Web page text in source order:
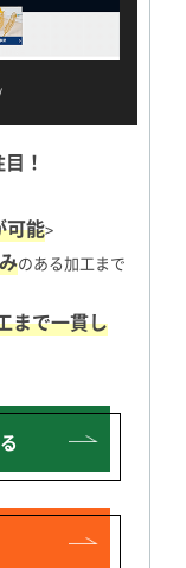
！
可能>
のある加工まで
まで一貫し